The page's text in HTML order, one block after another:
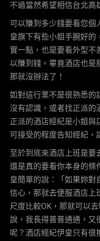
不過當然希望相信台北高
可以賺到多少錢要看您個
皇旗下有些小姐手腕好
實一點，也是要看外型不
以賺到錢。畢竟酒店也是
那就沒辦法了！
如對這行業不是很熟悉的
沒有認識，或者找正派的
正派的酒店經紀是小姐與
可接受的程度告知經紀，
至於到底來酒店上班是
還是真的要看你本身的條
皇簡單的說：「如果妳對
信心，那就去便服酒店上
尺度比較OK，那就可以
說，我長得普普通通，又
呢？酒店經紀伊皇只有很